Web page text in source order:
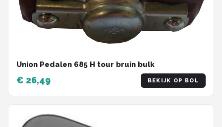
Union Pedalen 685 H tour bruin bulk
€ 26,49 BEKIJK OP BOL